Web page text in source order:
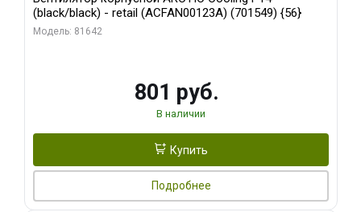
(black/black) - retail (ACFAN00123A) (701549) {56}
Модель: 81642
801 руб.
В наличии
Купить
Подробнее